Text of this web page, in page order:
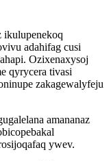
ikulupenekoq
adahifag cusi
Ozixenaxysoj
qyrycera tivasi
zakagewalyfeju
amananaz
ywev.